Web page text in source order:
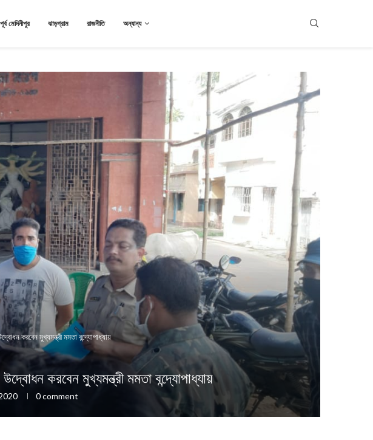
পূর্ব মেদিনীপুর ঝাড়গ্রাম রাজনীতি অন্যান্য
করবেন মুখ্যমন্ত্রী মমতা বন্দ্যোপাধ্যায়
করবেন মুখ্যমন্ত্রী মমতা বন্দ্যোপাধ্যায়
0 comment